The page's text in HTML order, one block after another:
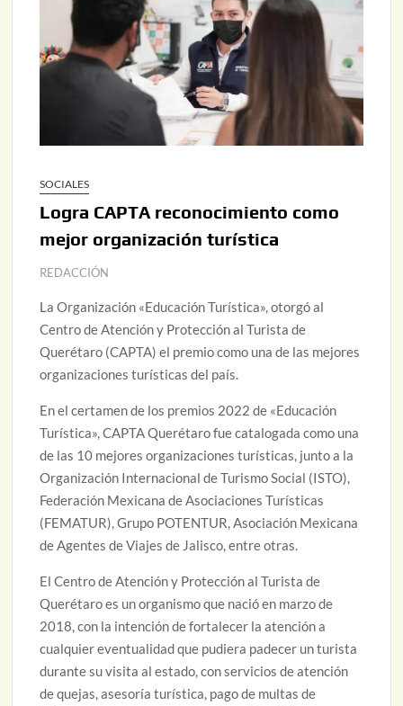
SOCIALES
Logra CAPTA reconocimiento como
mejor organización turística
REDACCIÓN
La Organización «Educación Turística», otorgó al
Centro de Atención y Protección al Turista de
Querétaro (CAPTA) el premio como una de las mejores
organizaciones turísticas del país.
En el certamen de los premios 2022 de «Educación
Turística», CAPTA Querétaro fue catalogada como una
de las 10 mejores organizaciones turísticas, junto a la
Organización Internacional de Turismo Social (ISTO),
Federación Mexicana de Asociaciones Turísticas
(FEMATUR), Grupo POTENTUR, Asociación Mexicana
de Agentes de Viajes de Jalisco, entre otras.
El Centro de Atención y Protección al Turista de
Querétaro es un organismo que nació en marzo de
2018, con la intención de fortalecer la atención a
cualquier eventualidad que pudiera padecer un turista
durante su visita al estado, con servicios de atención
de quejas, asesoría turística, pago de multas de